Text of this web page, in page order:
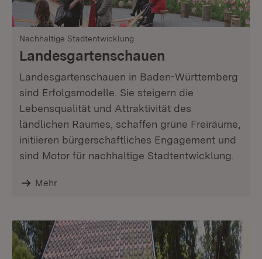
Nachhaltige Stadtentwicklung
Landesgartenschauen
Landesgartenschauen in Baden-Württemberg
sind Erfolgsmodelle. Sie steigern die
Lebensqualität und Attraktivität des
ländlichen Raumes, schaffen grüne Freiräume,
initiieren bürgerschaftliches Engagement und
sind Motor für nachhaltige Stadtentwicklung.
Mehr